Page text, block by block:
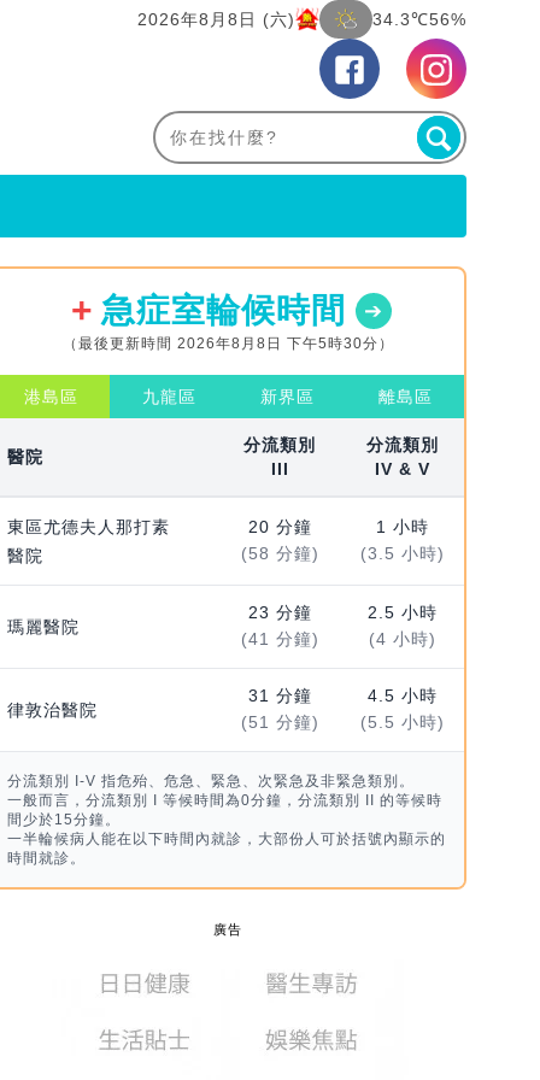
2026年8月8日 (六) 34.3℃56%
急症室輪候時間
（最後更新時間 2026年8月8日 下午5時30分）
港島區 九龍區 新界區 離島區
醫院
分流類別
III
分流類別
IV & V
東區尤德夫人那打素
醫院
20 分鐘
(58 分鐘)
1 小時
(3.5 小時)
瑪麗醫院
23 分鐘
(41 分鐘)
2.5 小時
(4 小時)
律敦治醫院
31 分鐘
(51 分鐘)
4.5 小時
(5.5 小時)
分流類別 I-V 指危殆、危急、緊急、次緊急及非緊急類別。
一般而言，分流類別 I 等候時間為0分鐘，分流類別 II 的等候時
間少於15分鐘。
一半輪候病人能在以下時間內就診，大部份人可於括號內顯示的
時間就診。
廣告